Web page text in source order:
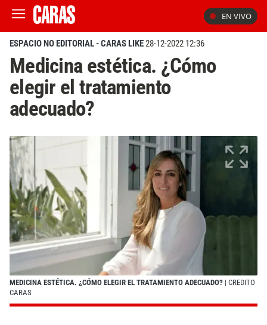
EN VIVO
ESPACIO NO EDITORIAL - CARAS LIKE28-12-2022 12:36
Medicina estética. ¿Cómo
elegir el tratamiento
adecuado?
MEDICINA ESTÉTICA. ¿CÓMO ELEGIR EL TRATAMIENTO ADECUADO? | CREDITO
CARAS